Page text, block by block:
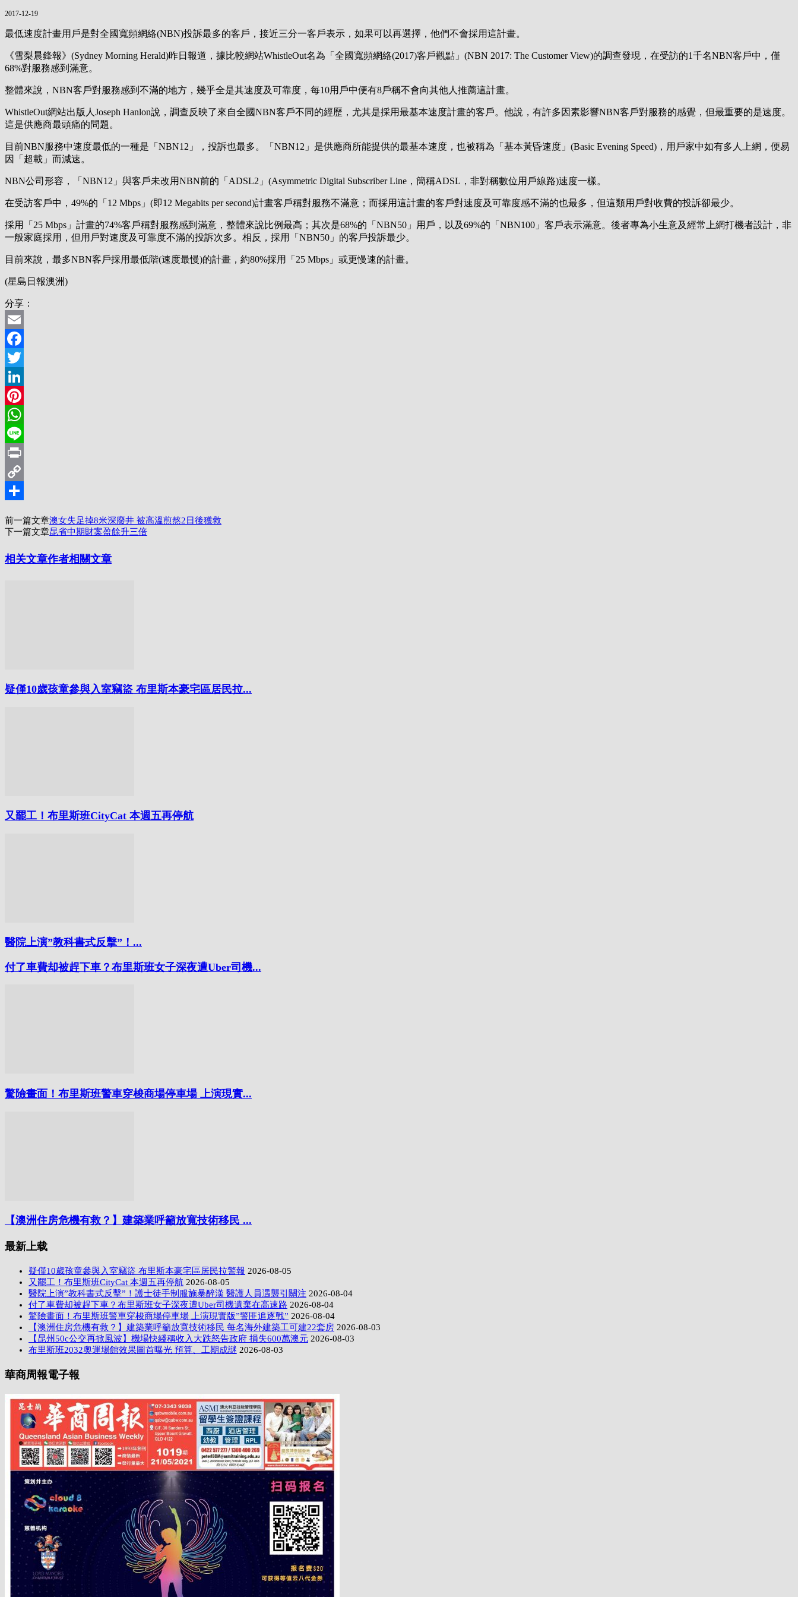
2017-12-19
最低速度計畫用戶是對全國寬頻網絡(NBN)投訴最多的客戶，接近三分一客戶表示，如果可以再選擇，他們不會採用這計畫。
《雪梨晨鋒報》(Sydney Morning Herald)昨日報道，據比較網站WhistleOut名為「全國寬頻網絡(2017)客戶觀點」(NBN 2017: The Customer View)的調查發現，在受訪的1千名NBN客戶中，僅
68%對服務感到滿意。
整體來說，NBN客戶對服務感到不滿的地方，幾乎全是其速度及可靠度，每10用戶中便有8戶稱不會向其他人推薦這計畫。
WhistleOut網站出版人Joseph Hanlon說，調查反映了來自全國NBN客戶不同的經歷，尤其是採用最基本速度計畫的客戶。他說，有許多因素影響NBN客戶對服務的感覺，但最重要的是速度。
這是供應商最頭痛的問題。
目前NBN服務中速度最低的一種是「NBN12」，投訴也最多。「NBN12」是供應商所能提供的最基本速度，也被稱為「基本黃昏速度」(Basic Evening Speed)，用戶家中如有多人上網，便易
因「超載」而減速。
NBN公司形容，「NBN12」與客戶未改用NBN前的「ADSL2」(Asymmetric Digital Subscriber Line，簡稱ADSL，非對稱數位用戶線路)速度一樣。
在受訪客戶中，49%的「12 Mbps」(即12 Megabits per second)計畫客戶稱對服務不滿意；而採用這計畫的客戶對速度及可靠度感不滿的也最多，但這類用戶對收費的投訴卻最少。
採用「25 Mbps」計畫的74%客戶稱對服務感到滿意，整體來說比例最高；其次是68%的「NBN50」用戶，以及69%的「NBN100」客戶表示滿意。後者專為小生意及經常上網打機者設計，非
一般家庭採用，但用戶對速度及可靠度不滿的投訴次多。相反，採用「NBN50」的客戶投訴最少。
目前來說，最多NBN客戶採用最低階(速度最慢)的計畫，約80%採用「25 Mbps」或更慢速的計畫。
(星島日報澳洲)
分享：
Email
Facebook
Twitter
LinkedIn
Pinterest
WhatsApp
Line
Print
Copy
享
前一篇文章澳女失足掉8米深廢井 被高溫煎熬2日後獲救
下一篇文章昆省中期財案盈餘升三倍
相关文章作者相關文章
疑僅10歲孩童參與入室竊盜 布里斯本豪宅區居民拉...
又罷工！布里斯班CityCat 本週五再停航
醫院上演”教科書式反擊”！...
付了車費却被趕下車？布里斯班女子深夜遭Uber司機...
驚險畫面！布里斯班警車穿梭商場停車場 上演現實...
【澳洲住房危機有救？】建築業呼籲放寬技術移民 ...
最新上载
疑僅10歲孩童參與入室竊盜 布里斯本豪宅區居民拉警報 2026-08-05
又罷工！布里斯班CityCat 本週五再停航 2026-08-05
醫院上演”教科書式反擊”！護士徒手制服施暴醉漢 醫護人員遇襲引關注 2026-08-04
付了車費却被趕下車？布里斯班女子深夜遭Uber司機遺棄在高速路 2026-08-04
驚險畫面！布里斯班警車穿梭商場停車場 上演現實版”警匪追逐戰” 2026-08-04
【澳洲住房危機有救？】建築業呼籲放寬技術移民 每名海外建築工可建22套房 2026-08-03
【昆州50c公交再掀風波】機場快綫稱收入大跌怒告政府 損失600萬澳元 2026-08-03
布里斯班2032奧運場館效果圖首曝光 預算、工期成謎 2026-08-03
華商周報電子報